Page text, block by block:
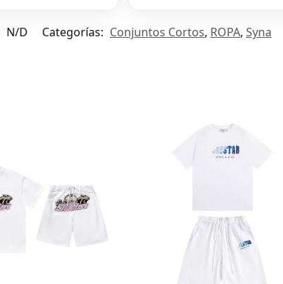
N/D Categorías: Conjuntos Cortos, ROPA, Syna